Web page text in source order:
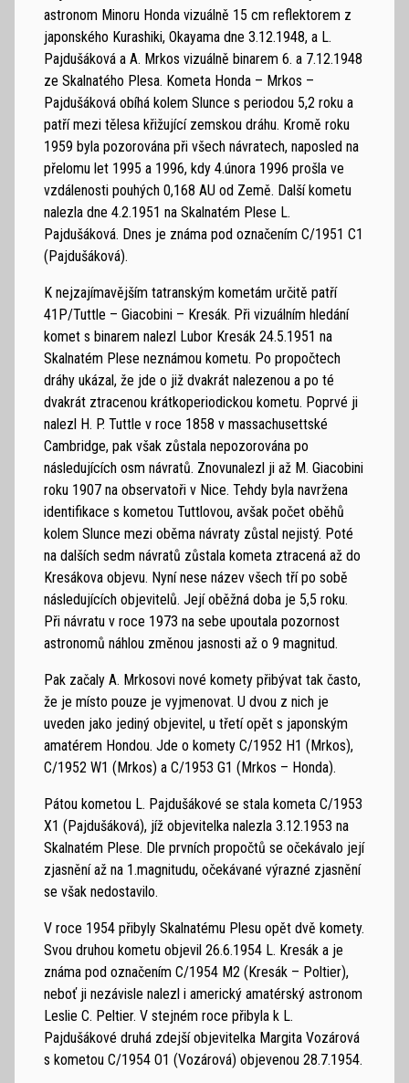
astronom Minoru Honda vizuálně 15 cm reflektorem z
japonského Kurashiki, Okayama dne 3.12.1948, a L.
Pajdušáková a A. Mrkos vizuálně binarem 6. a 7.12.1948
ze Skalnatého Plesa. Kometa Honda – Mrkos –
Pajdušáková obíhá kolem Slunce s periodou 5,2 roku a
patří mezi tělesa křižující zemskou dráhu. Kromě roku
1959 byla pozorována při všech návratech, naposled na
přelomu let 1995 a 1996, kdy 4.února 1996 prošla ve
vzdálenosti pouhých 0,168 AU od Země. Další kometu
nalezla dne 4.2.1951 na Skalnatém Plese L.
Pajdušáková. Dnes je známa pod označením C/1951 C1
(Pajdušáková).
K nejzajímavějším tatranským kometám určitě patří
41P/Tuttle – Giacobini – Kresák. Při vizuálním hledání
komet s binarem nalezl Lubor Kresák 24.5.1951 na
Skalnatém Plese neznámou kometu. Po propočtech
dráhy ukázal, že jde o již dvakrát nalezenou a po té
dvakrát ztracenou krátkoperiodickou kometu. Poprvé ji
nalezl H. P. Tuttle v roce 1858 v massachusettské
Cambridge, pak však zůstala nepozorována po
následujících osm návratů. Znovunalezl ji až M. Giacobini
roku 1907 na observatoři v Nice. Tehdy byla navržena
identifikace s kometou Tuttlovou, avšak počet oběhů
kolem Slunce mezi oběma návraty zůstal nejistý. Poté
na dalších sedm návratů zůstala kometa ztracená až do
Kresákova objevu. Nyní nese název všech tří po sobě
následujících objevitelů. Její oběžná doba je 5,5 roku.
Při návratu v roce 1973 na sebe upoutala pozornost
astronomů náhlou změnou jasnosti až o 9 magnitud.
Pak začaly A. Mrkosovi nové komety přibývat tak často,
že je místo pouze je vyjmenovat. U dvou z nich je
uveden jako jediný objevitel, u třetí opět s japonským
amatérem Hondou. Jde o komety C/1952 H1 (Mrkos),
C/1952 W1 (Mrkos) a C/1953 G1 (Mrkos – Honda).
Pátou kometou L. Pajdušákové se stala kometa C/1953
X1 (Pajdušáková), jíž objevitelka nalezla 3.12.1953 na
Skalnatém Plese. Dle prvních propočtů se očekávalo její
zjasnění až na 1.magnitudu, očekávané výrazné zjasnění
se však nedostavilo.
V roce 1954 přibyly Skalnatému Plesu opět dvě komety.
Svou druhou kometu objevil 26.6.1954 L. Kresák a je
známa pod označením C/1954 M2 (Kresák – Poltier),
neboť ji nezávisle nalezl i americký amatérský astronom
Leslie C. Peltier. V stejném roce přibyla k L.
Pajdušákové druhá zdejší objevitelka Margita Vozárová
s kometou C/1954 O1 (Vozárová) objevenou 28.7.1954.